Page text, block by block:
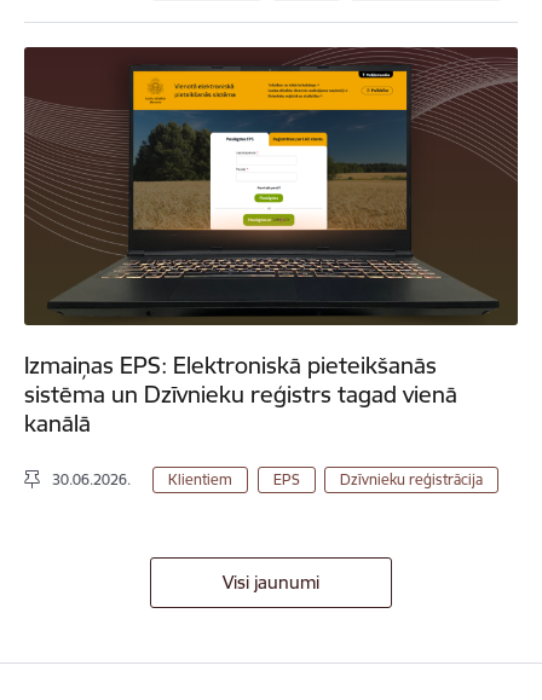
Izmaiņas EPS: Elektroniskā pieteikšanās
sistēma un Dzīvnieku reģistrs tagad vienā
kanālā
30.06.2026. Klientiem EPS Dzīvnieku reģistrācija
Visi jaunumi